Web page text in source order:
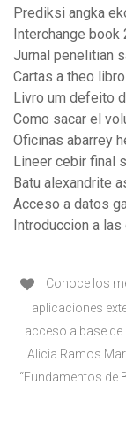
Prediksi angka
Interchange
Jurnal penelitian
Cartas a theo
Livro um defeito
Como sacar el
Oficinas abarrey
Lineer cebir final
Batu alexandrite
Acceso a datos
Introduccion a
Conoce los
aplicaciones
acceso a base de
Alicia Ramos
“Fundamentos de